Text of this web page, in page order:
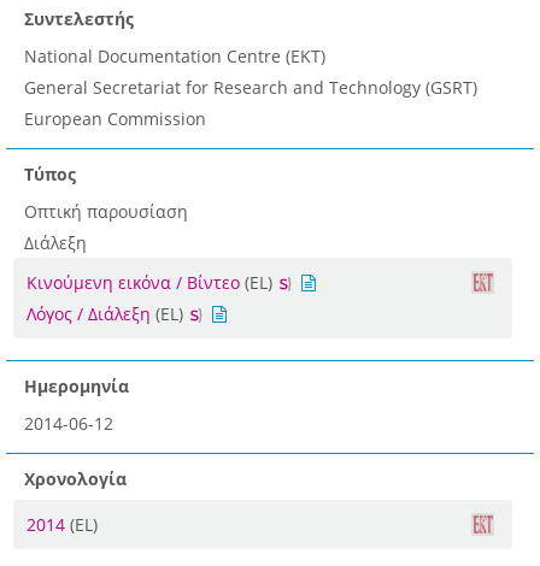
Συντελεστής
National Documentation Centre (EKT)
General Secretariat for Research and Technology (GSRT)
European Commission
Τύπος
Οπτική παρουσίαση
Διάλεξη
Κινούμενη εικόνα / Βίντεο (EL)
Λόγος / Διάλεξη (EL)
Ημερομηνία
2014-06-12
Χρονολογία
2014 (EL)